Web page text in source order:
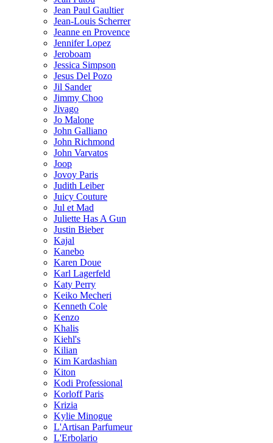
Jean Paul Gaultier
Jean-Louis Scherrer
Jeanne en Provence
Jennifer Lopez
Jeroboam
Jessica Simpson
Jesus Del Pozo
Jil Sander
Jimmy Choo
Jivago
Jo Malone
John Galliano
John Richmond
John Varvatos
Joop
Jovoy Paris
Judith Leiber
Juicy Couture
Jul et Mad
Juliette Has A Gun
Justin Bieber
Kajal
Kanebo
Karen Doue
Karl Lagerfeld
Katy Perry
Keiko Mecheri
Kenneth Cole
Kenzo
Khalis
Kiehl's
Kilian
Kim Kardashian
Kiton
Kodi Professional
Korloff Paris
Krizia
Kylie Minogue
L'Artisan Parfumeur
L'Erbolario